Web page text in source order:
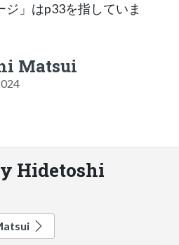
ジ」はp33を指していま
Matsui
Hidetoshi